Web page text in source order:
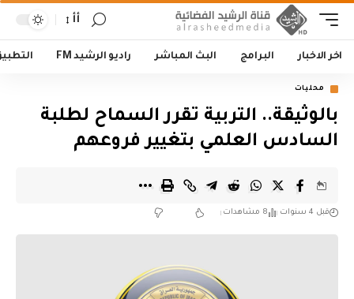
أأ
اخر الاخبار البرامج البث المباشر راديو الرشيد FM
محليات
بالوثيقة.. التربية تقرر السماح لطلبة
السادس العلمي بتغيير فروعهم
قبل 4 سنوات 8 مشاهدات